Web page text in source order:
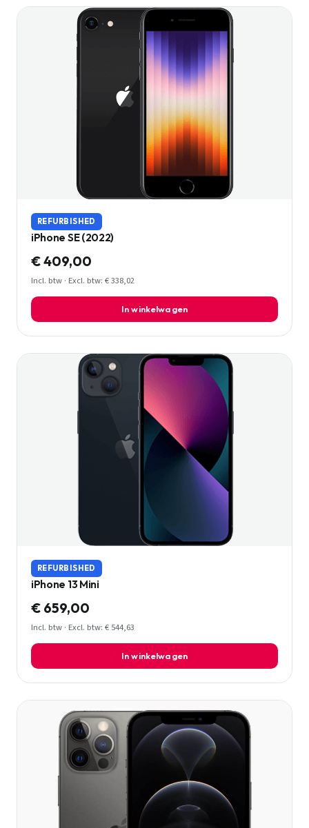
REFURBISHED
iPhone SE (2022)
€ 409,00
Incl. btw · Excl. btw: € 338,02
In winkelwagen
REFURBISHED
iPhone 13 Mini
€ 659,00
Incl. btw · Excl. btw: € 544,63
In winkelwagen